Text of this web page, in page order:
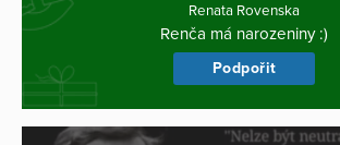
Renata Rovenska
Renča má narozeniny :)
Podpořit